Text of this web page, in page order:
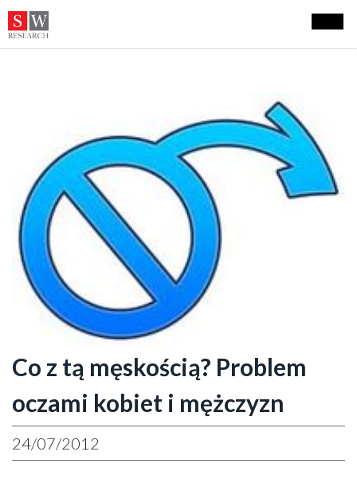
Co z tą męskością? Problem
oczami kobiet i mężczyzn
24/07/2012